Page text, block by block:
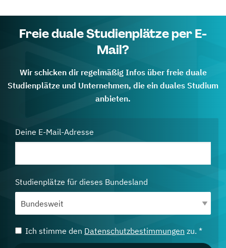
Freie duale Studienplätze per E-
Mail?
Wir schicken dir regelmäßig Infos über freie duale
Studienplätze und Unternehmen, die ein duales Studium
anbieten.
Deine E-Mail-Adresse
Studienplätze für dieses Bundesland
Ich stimme den Datenschutzbestimmungen zu. *